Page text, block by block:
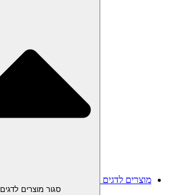
מוצרים לדגים
סגור מוצרים לדגים